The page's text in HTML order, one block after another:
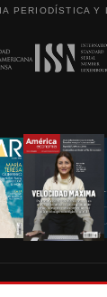
PERIODÍSTICA Y